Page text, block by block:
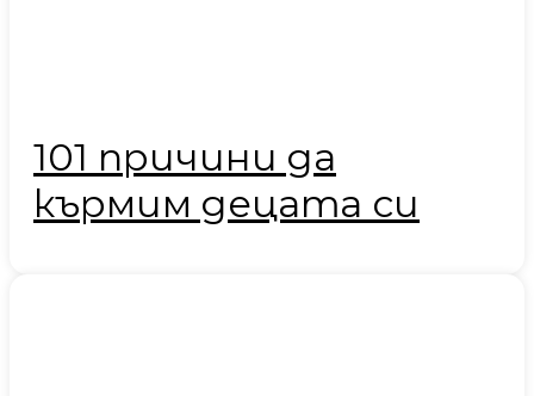
101 причини да
кърмим децата си